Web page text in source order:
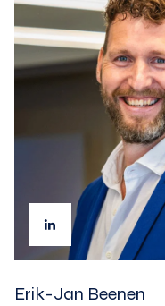
Erik-Jan Beenen